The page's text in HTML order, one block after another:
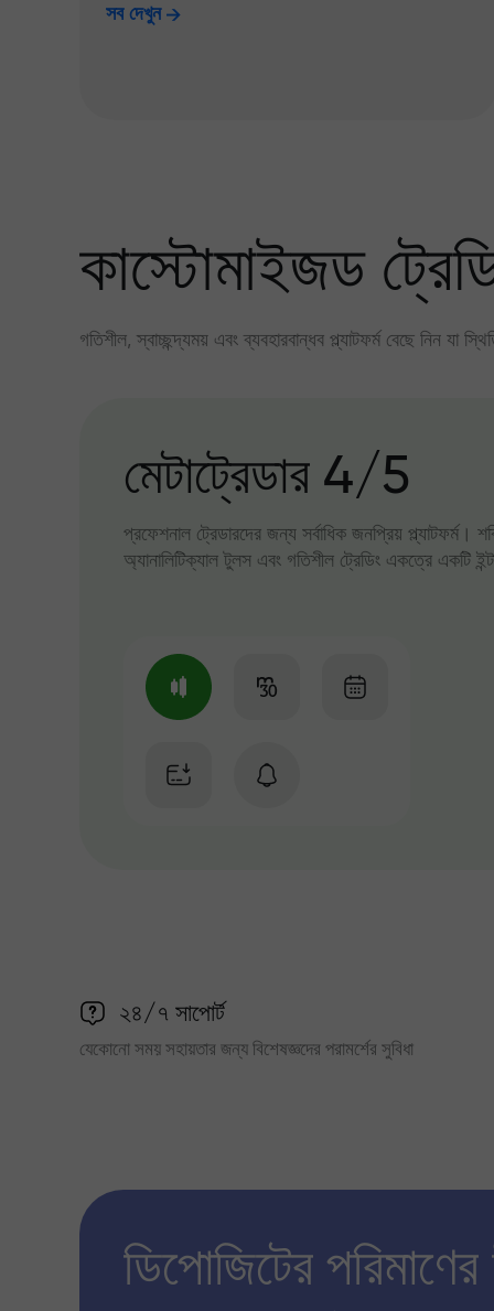
সব দেখুন
কাস্টোমাইজড
গতিশীল, স্বাচ্ছন্দ্যময় এবং ব্যবহারবান্ধব প্ল্যাটফর্ম বেছে নিন যা
মেটাট্রেডার 4/5
প্রফেশনাল ট্রেডারদের জন্য সর্বাধিক জনপ্রিয় প্ল্যাটফর্ম।
অ্যানালিটিক্যাল টুলস এবং গতিশীল ট্রেডিং একত্রে একটি
২৪/৭ সাপোর্ট
যেকোনো সময় সহায়তার জন্য বিশেষজ্ঞদের পরামর্শের সুবিধা
ডিপোজিটের